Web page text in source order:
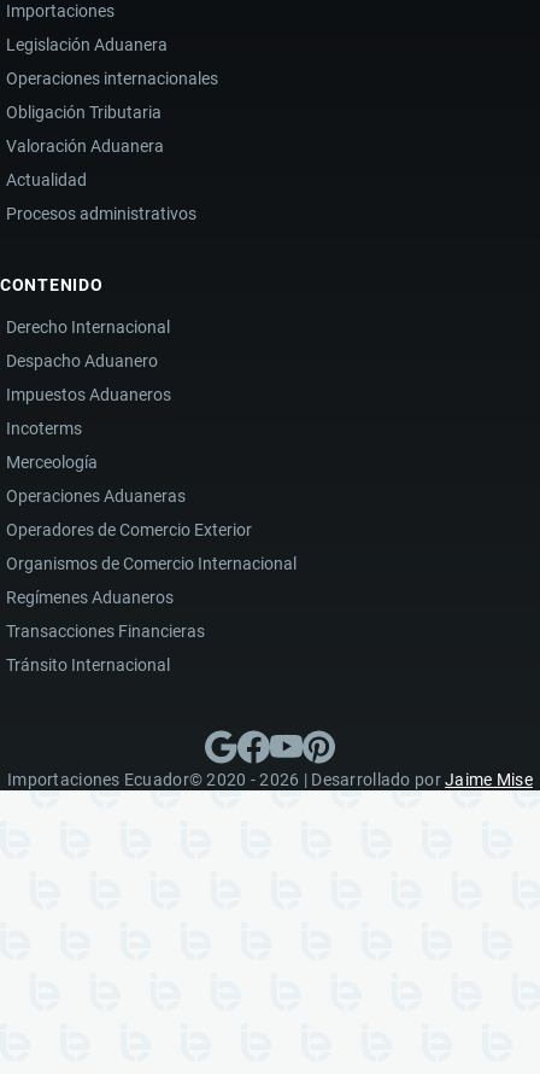
Importaciones
Legislación Aduanera
Operaciones internacionales
Obligación Tributaria
Valoración Aduanera
Actualidad
Procesos administrativos
CONTENIDO
Derecho Internacional
Despacho Aduanero
Impuestos Aduaneros
Incoterms
Merceología
Operaciones Aduaneras
Operadores de Comercio Exterior
Organismos de Comercio Internacional
Regímenes Aduaneros
Transacciones Financieras
Tránsito Internacional
Importaciones Ecuador© 2020 - 2026 | Desarrollado porJaime Mise